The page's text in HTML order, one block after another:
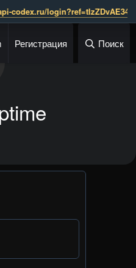
ГРУППЫ
Регистрация Поиск